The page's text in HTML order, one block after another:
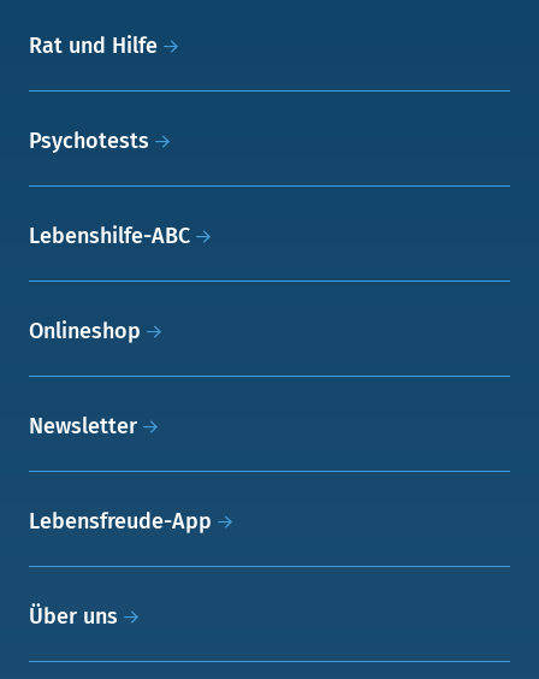
Rat und Hilfe
Psychotests
Lebenshilfe-ABC
Onlineshop
Newsletter
Lebensfreude-App
Über uns